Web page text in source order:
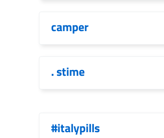
camper
. stime
#italypills